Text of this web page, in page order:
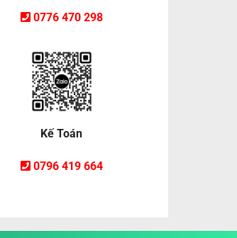
0776 470 298
Kế Toán
0796 419 664